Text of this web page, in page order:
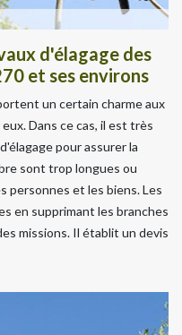
d'élagage des
et ses environs
un certain charme aux
Dans ce cas, il est très
pour assurer la
sont trop longues ou
personnes et les biens. Les
en supprimant les branches
missions. Il établit un devis